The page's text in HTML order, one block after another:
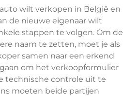
wilt verkopen in België en
de nieuwe eigenaar wilt
stappen te volgen. Om de
naam te zetten, moet je als
samen naar een erkend
om het verkoopformulier
technische controle uit te
moeten beide partijen